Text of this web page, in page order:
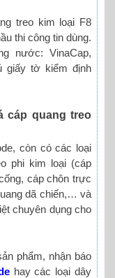
treo kim loại F8
thi công tin dùng.
nước: VinaCap,
giấy tờ kiểm định
cáp quang treo
còn có các loại
phi kim loại (cáp
cáp chôn trực
dã chiến,… và
chuyên dụng cho
phẩm, nhận báo
hay các loại dây